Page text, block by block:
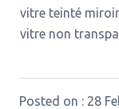
vitre teinté miroir
vitre non
Posted on : 28